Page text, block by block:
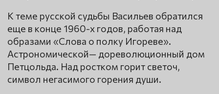
К теме русской судьбы Васильев обратился
еще в конце 1960-х годов, работая над
образами «Слова о полку Игореве».
Астрономической— дореволюционный дом
Петцольда. Над ростком горит светоч,
символ негасимого горения души.